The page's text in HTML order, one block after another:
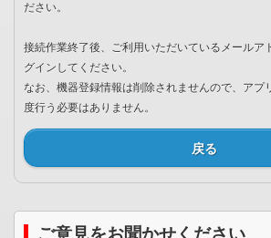
ださい。
接続作業終了後、ご利用いただいているメールア
グインしてください。
なお、機器登録情報は削除されませんので、アプ
度行う必要はありません。
戻る
ご意見をお聞かせください